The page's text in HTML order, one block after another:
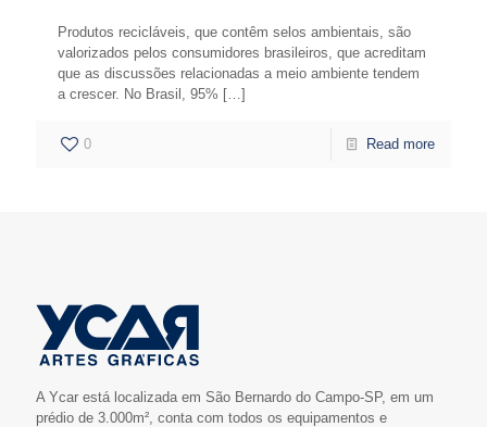
Produtos recicláveis, que contêm selos ambientais, são
valorizados pelos consumidores brasileiros, que acreditam
que as discussões relacionadas a meio ambiente tendem
a crescer. No Brasil, 95% […]
0 Read more
A Ycar está localizada em São Bernardo do Campo-SP, em um
prédio de 3.000m², conta com todos os equipamentos e